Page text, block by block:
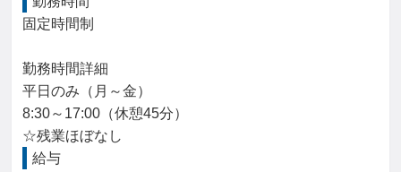
固定時間制
勤務時間詳細
平日のみ（月～金）
8:30～17:00（休憩45分）
☆残業ほぼなし
給与